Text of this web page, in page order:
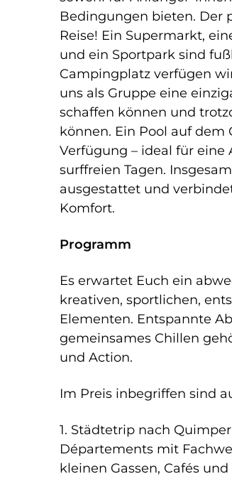
Bedingungen bieten. Der
Reise! Ein Supermarkt,
und ein Sportpark sind
Campingplatz verfügen
uns als Gruppe eine
schaffen können und
können. Ein Pool auf
Verfügung – ideal für
surffreien Tagen.
ausgestattet und
Komfort.
Programm
Es erwartet Euch ein
kreativen, sportlichen,
Elementen. Entspannte
gemeinsames Chillen
und Action.
Im Preis inbegriffen sind
1. Städtetrip nach
Départements mit
kleinen Gassen, Cafés